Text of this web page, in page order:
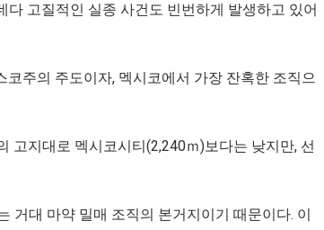
고질적인 실종 사건도 빈번하게 발생하고 있어
코주의 주도이자, 멕시코에서 가장 잔혹한 조직으
고지대로 멕시코시티(2,240ｍ)보다는 낮지만, 선
거대 마약 밀매 조직의 본거지이기 때문이다. 이